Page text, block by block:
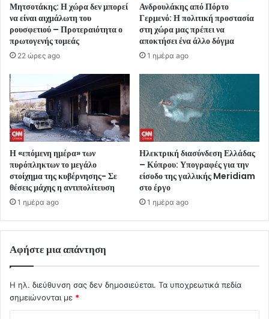
Μητσοτάκης: Η χώρα δεν μπορεί
να είναι αιχμάλωτη του
ρουσφετιού – Προτεραιότητα ο
πρωτογενής τομεάς
22 ώρες ago
Ανδρουλάκης από Πόρτο
Γερμενό: Η πολιτική προστασία
στη χώρα μας πρέπει να
αποκτήσει ένα άλλο δόγμα
1 ημέρα ago
Η «επόμενη ημέρα» των
πυρόπληκτων το μεγάλο
στοίχημα της κυβέρνησης- Σε
θέσεις μάχης η αντιπολίτευση
1 ημέρα ago
Ηλεκτρική διασύνδεση Ελλάδας
– Κύπρου: Υπογραφές για την
είσοδο της γαλλικής Meridiam
στο έργο
1 ημέρα ago
Αφήστε μια απάντηση
Η ηλ. διεύθυνση σας δεν δημοσιεύεται. Τα υποχρεωτικά πεδία
σημειώνονται με *